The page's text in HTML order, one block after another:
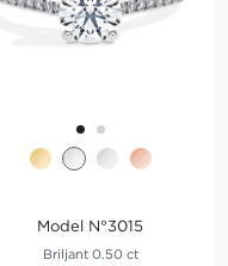
Model N°3015
Briljant 0.50 ct